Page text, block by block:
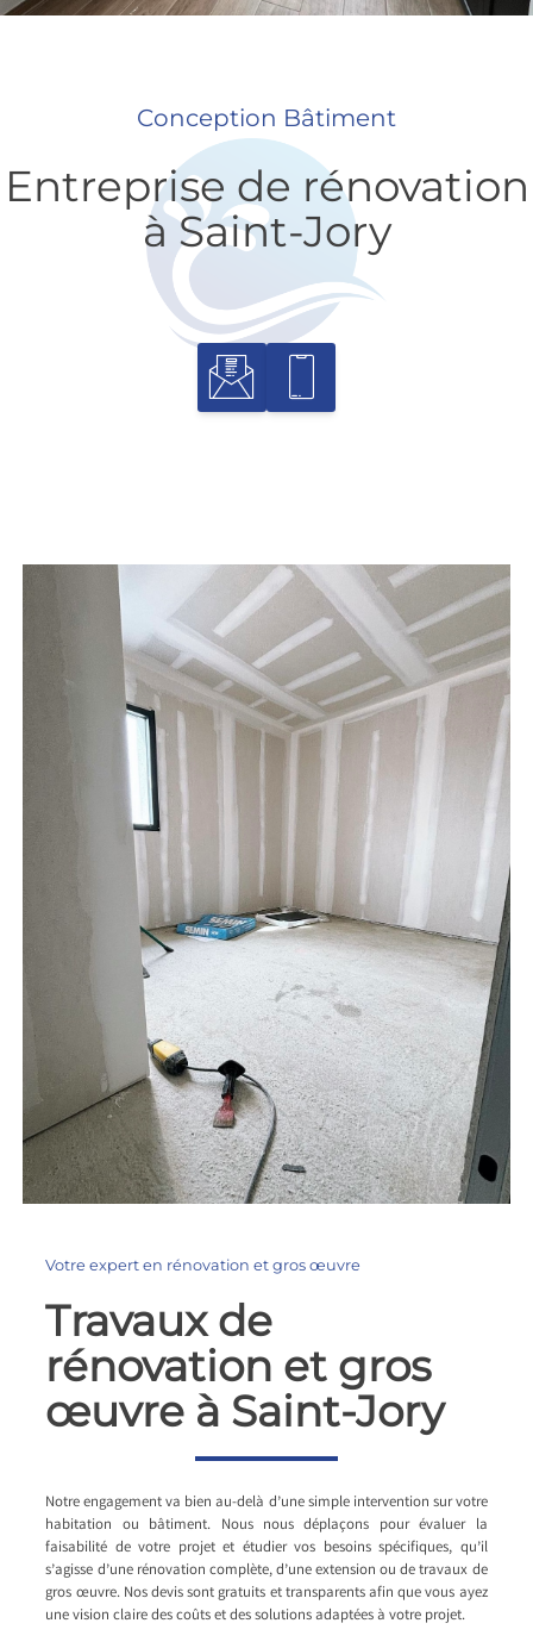
Conception Bâtiment
Entreprise de rénovation
à Saint-Jory
Votre expert en rénovation et gros œuvre
Travaux de
rénovation et gros
œuvre à Saint-Jory
Notre engagement va bien au-delà d’une simple intervention sur votre
habitation ou bâtiment. Nous nous déplaçons pour évaluer la
faisabilité de votre projet et étudier vos besoins spécifiques, qu’il
s’agisse d’une rénovation complète, d’une extension ou de travaux de
gros œuvre. Nos devis sont gratuits et transparents afin que vous ayez
une vision claire des coûts et des solutions adaptées à votre projet.